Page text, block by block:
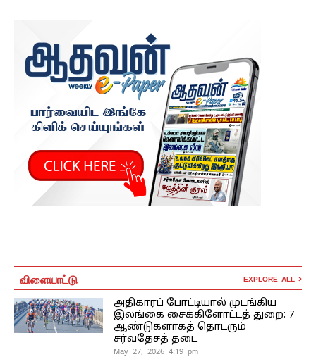
விளையாட்டு EXPLORE ALL
அதிகாரப் போட்டியால் முடங்கிய
இலங்கை சைக்கிளோட்டத் துறை: 7
ஆண்டுகளாகத் தொடரும்
சர்வதேசத் தடை
May 27, 2026 4:19 pm